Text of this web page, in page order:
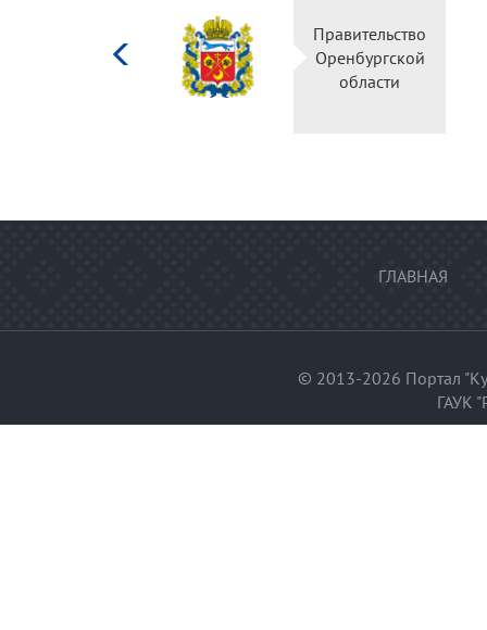
культуры
Российской
Правительство
Оренбургской
области
ГЛАВНАЯ
© 2013-2026 Портал
ГАУК